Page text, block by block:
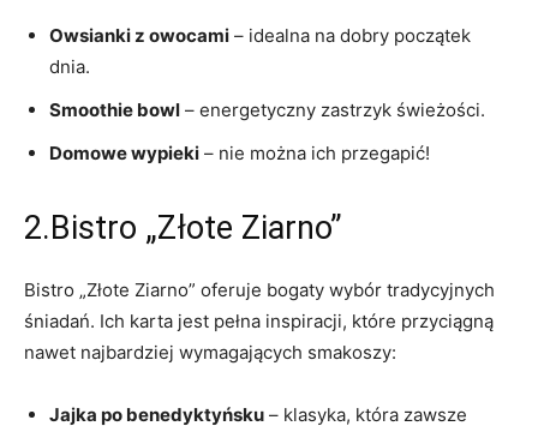
Owsianki z owocami – idealna na dobry początek
dnia.
Smoothie bowl – energetyczny zastrzyk świeżości.
Domowe wypieki – nie można ich przegapić!
2.Bistro „Złote Ziarno”
Bistro „Złote Ziarno” oferuje bogaty wybór tradycyjnych
śniadań. Ich karta jest pełna inspiracji, które przyciągną
nawet najbardziej wymagających smakoszy:
Jajka po benedyktyńsku – klasyka, która zawsze